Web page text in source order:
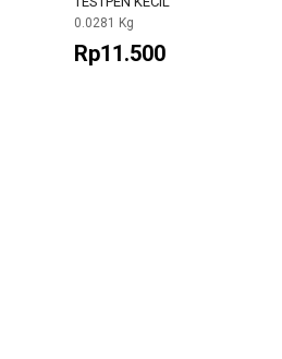
0.0281 Kg
Rp11.500